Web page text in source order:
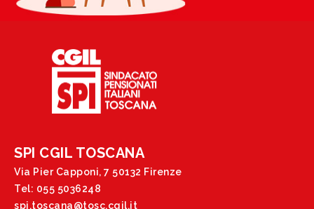
SPI CGIL TOSCANA
Via Pier Capponi, 7 50132 Firenze
Tel: 055 5036248
spi.toscana@tosc.cgil.it